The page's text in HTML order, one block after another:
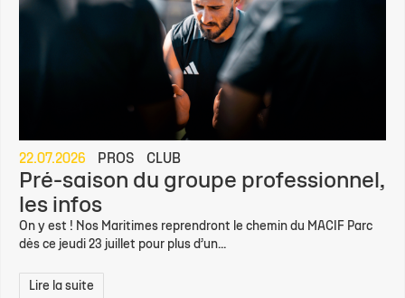
22.07.2026 PROS CLUB
Pré-saison du groupe professionnel,
les infos
On y est ! Nos Maritimes reprendront le chemin du MACIF Parc
dès ce jeudi 23 juillet pour plus d’un...
Lire la suite